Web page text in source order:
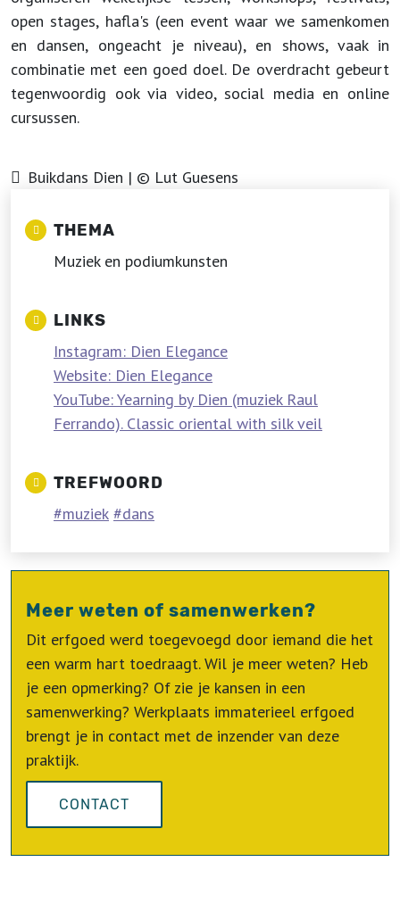
open stages, hafla's (een event waar we samenkomen
en dansen, ongeacht je niveau), en shows, vaak in
combinatie met een goed doel. De overdracht gebeurt
tegenwoordig ook via video, social media en online
cursussen.
Buikdans Dien | © Lut Guesens
THEMA
Muziek en podiumkunsten
LINKS
Instagram: Dien Elegance
Website: Dien Elegance
YouTube: Yearning by Dien (muziek Raul
Ferrando). Classic oriental with silk veil
TREFWOORD
muziek dans
Meer weten of samenwerken?
Dit erfgoed werd toegevoegd door iemand die het
een warm hart toedraagt. Wil je meer weten? Heb
je een opmerking? Of zie je kansen in een
samenwerking? Werkplaats immaterieel erfgoed
brengt je in contact met de inzender van deze
praktijk.
CONTACT